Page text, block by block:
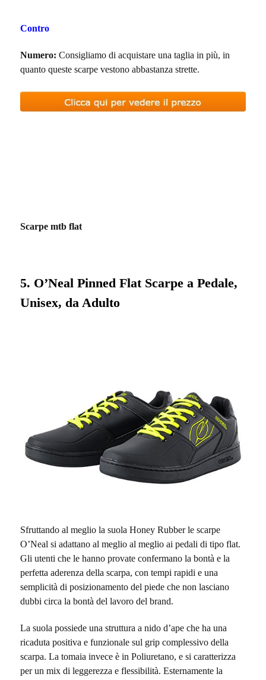
Contro
Numero: Consigliamo di acquistare una taglia in più, in
quanto queste scarpe vestono abbastanza strette.
Scarpe mtb flat
5. O’Neal Pinned Flat Scarpe a Pedale,
Unisex, da Adulto
Sfruttando al meglio la suola Honey Rubber le scarpe
O’Neal si adattano al meglio al meglio ai pedali di tipo flat.
Gli utenti che le hanno provate confermano la bontà e la
perfetta aderenza della scarpa, con tempi rapidi e una
semplicità di posizionamento del piede che non lasciano
dubbi circa la bontà del lavoro del brand.
La suola possiede una struttura a nido d’ape che ha una
ricaduta positiva e funzionale sul grip complessivo della
scarpa. La tomaia invece è in Poliuretano, e si caratterizza
per un mix di leggerezza e flessibilità. Esternamente la